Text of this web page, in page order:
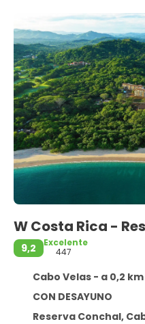
W Costa Rica -
9,2
Excelente
447
Cabo Velas - a 0,2
CON DESAYUNO
Reserva Conchal,